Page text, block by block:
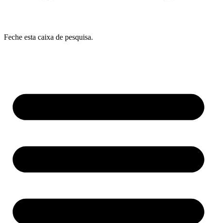
Feche esta caixa de pesquisa.